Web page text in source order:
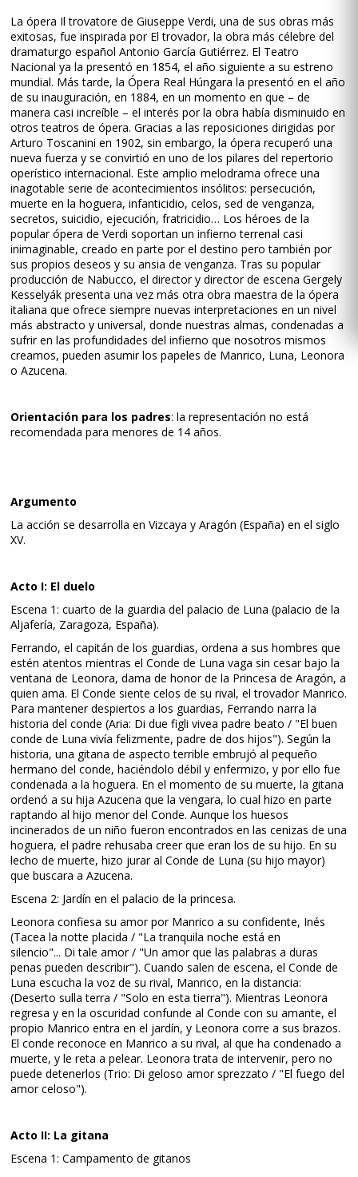
La ópera Il trovatore de Giuseppe Verdi, una de sus obras más
exitosas, fue inspirada por El trovador, la obra más célebre del
dramaturgo español Antonio García Gutiérrez. El Teatro
Nacional ya la presentó en 1854, el año siguiente a su estreno
mundial. Más tarde, la Ópera Real Húngara la presentó en el año
de su inauguración, en 1884, en un momento en que – de
manera casi increíble – el interés por la obra había disminuido en
otros teatros de ópera. Gracias a las reposiciones dirigidas por
Arturo Toscanini en 1902, sin embargo, la ópera recuperó una
nueva fuerza y se convirtió en uno de los pilares del repertorio
operístico internacional. Este amplio melodrama ofrece una
inagotable serie de acontecimientos insólitos: persecución,
muerte en la hoguera, infanticidio, celos, sed de venganza,
secretos, suicidio, ejecución, fratricidio… Los héroes de la
popular ópera de Verdi soportan un infierno terrenal casi
inimaginable, creado en parte por el destino pero también por
sus propios deseos y su ansia de venganza. Tras su popular
producción de Nabucco, el director y director de escena Gergely
Kesselyák presenta una vez más otra obra maestra de la ópera
italiana que ofrece siempre nuevas interpretaciones en un nivel
más abstracto y universal, donde nuestras almas, condenadas a
sufrir en las profundidades del infierno que nosotros mismos
creamos, pueden asumir los papeles de Manrico, Luna, Leonora
o Azucena.
Orientación para los padres: la representación no está
recomendada para menores de 14 años.
Argumento
La acción se desarrolla en Vizcaya y Aragón (España) en el siglo
XV.
Acto I: El duelo
Escena 1: cuarto de la guardia del palacio de Luna (palacio de la
Aljafería, Zaragoza, España).
Ferrando, el capitán de los guardias, ordena a sus hombres que
estén atentos mientras el Conde de Luna vaga sin cesar bajo la
ventana de Leonora, dama de honor de la Princesa de Aragón, a
quien ama. El Conde siente celos de su rival, el trovador Manrico.
Para mantener despiertos a los guardias, Ferrando narra la
historia del conde (Aria: Di due figli vivea padre beato / "El buen
conde de Luna vivía felizmente, padre de dos hijos"). Según la
historia, una gitana de aspecto terrible embrujó al pequeño
hermano del conde, haciéndolo débil y enfermizo, y por ello fue
condenada a la hoguera. En el momento de su muerte, la gitana
ordenó a su hija Azucena que la vengara, lo cual hizo en parte
raptando al hijo menor del Conde. Aunque los huesos
incinerados de un niño fueron encontrados en las cenizas de una
hoguera, el padre rehusaba creer que eran los de su hijo. En su
lecho de muerte, hizo jurar al Conde de Luna (su hijo mayor)
que buscara a Azucena.
Escena 2: Jardín en el palacio de la princesa.
Leonora confiesa su amor por Manrico a su confidente, Inés
(Tacea la notte placida / "La tranquila noche está en
silencio"... Di tale amor / "Un amor que las palabras a duras
penas pueden describir"). Cuando salen de escena, el Conde de
Luna escucha la voz de su rival, Manrico, en la distancia:
(Deserto sulla terra / "Solo en esta tierra"). Mientras Leonora
regresa y en la oscuridad confunde al Conde con su amante, el
propio Manrico entra en el jardín, y Leonora corre a sus brazos.
El conde reconoce en Manrico a su rival, al que ha condenado a
muerte, y le reta a pelear. Leonora trata de intervenir, pero no
puede detenerlos (Trio: Di geloso amor sprezzato / "El fuego del
amor celoso").
Acto II: La gitana
Escena 1: Campamento de gitanos